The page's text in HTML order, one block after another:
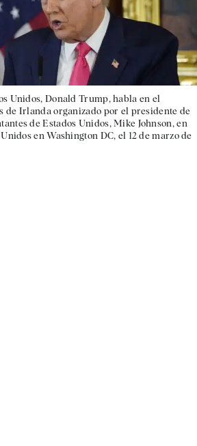
Unidos, Donald Trump, habla en el
de Irlanda organizado por el presidente de
de Estados Unidos, Mike Johnson, en
en Washington DC, el 12 de marzo de